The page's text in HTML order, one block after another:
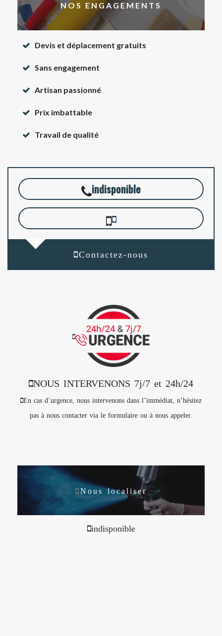
NOS ENGAGEMENTS
Devis et déplacement gratuits
Sans engagement
Artisan passionné
Prix imbattable
Travail de qualité
indisponible
Contactez-nous
NOUS INTERVENONS 7j/7 et 24h/24
En cas d’urgence, nous intervenons dans l’immédiat, n’hésitez
pas à nous contacter via le formulaire ou à nous appeler.
Nous localiser
indisponible